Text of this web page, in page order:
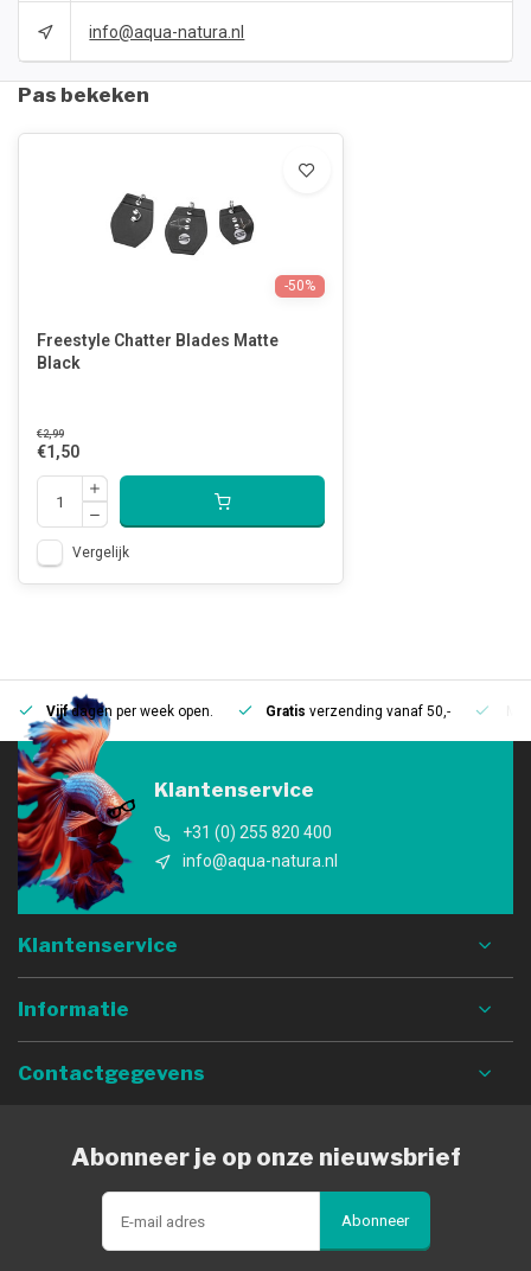
info@aqua-natura.nl
Pas bekeken
-50%
Freestyle Chatter Blades Matte
Black
€2,99
€1,50
Vergelijk
Vijfdagen per week open. Gratis verzending vanaf 50,-
Klantenservice
+31 (0) 255 820 400
info@aqua-natura.nl
Klantenservice
Informatie
Contactgegevens
Abonneer je op onze nieuwsbrief
Abonneer